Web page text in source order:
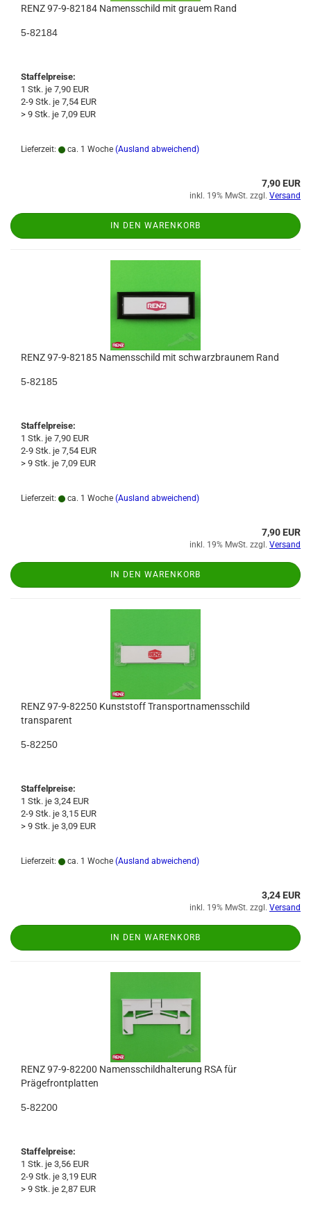
RENZ 97-9-82184 Namensschild mit grauem Rand
5-82184
Staffelpreise:
1 Stk. je 7,90 EUR
2-9 Stk. je 7,54 EUR
> 9 Stk. je 7,09 EUR
Lieferzeit: ca. 1 Woche (Ausland abweichend)
7,90 EUR
inkl. 19% MwSt. zzgl. Versand
IN DEN WARENKORB
RENZ 97-9-82185 Namensschild mit schwarzbraunem Rand
5-82185
Staffelpreise:
1 Stk. je 7,90 EUR
2-9 Stk. je 7,54 EUR
> 9 Stk. je 7,09 EUR
Lieferzeit: ca. 1 Woche (Ausland abweichend)
7,90 EUR
inkl. 19% MwSt. zzgl. Versand
IN DEN WARENKORB
RENZ 97-9-82250 Kunststoff Transportnamensschild
transparent
5-82250
Staffelpreise:
1 Stk. je 3,24 EUR
2-9 Stk. je 3,15 EUR
> 9 Stk. je 3,09 EUR
Lieferzeit: ca. 1 Woche (Ausland abweichend)
3,24 EUR
inkl. 19% MwSt. zzgl. Versand
IN DEN WARENKORB
RENZ 97-9-82200 Namensschildhalterung RSA für
Prägefrontplatten
5-82200
Staffelpreise:
1 Stk. je 3,56 EUR
2-9 Stk. je 3,19 EUR
> 9 Stk. je 2,87 EUR